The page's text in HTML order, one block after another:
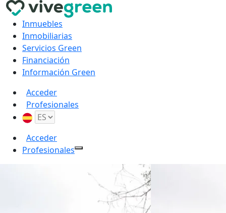
Inmuebles
Inmobiliarias
Servicios Green
Financiación
Información Green
Acceder
Profesionales
Acceder
Profesionales